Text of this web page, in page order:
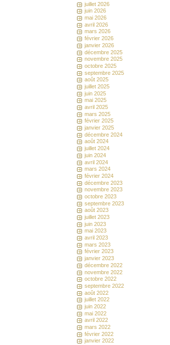
juillet 2026
juin 2026
mai 2026
avril 2026
mars 2026
février 2026
janvier 2026
décembre 2025
novembre 2025
octobre 2025
septembre 2025
août 2025
juillet 2025
juin 2025
mai 2025
avril 2025
mars 2025
février 2025
janvier 2025
décembre 2024
août 2024
juillet 2024
juin 2024
avril 2024
mars 2024
février 2024
décembre 2023
novembre 2023
octobre 2023
septembre 2023
août 2023
juillet 2023
juin 2023
mai 2023
avril 2023
mars 2023
février 2023
janvier 2023
décembre 2022
novembre 2022
octobre 2022
septembre 2022
août 2022
juillet 2022
juin 2022
mai 2022
avril 2022
mars 2022
février 2022
janvier 2022